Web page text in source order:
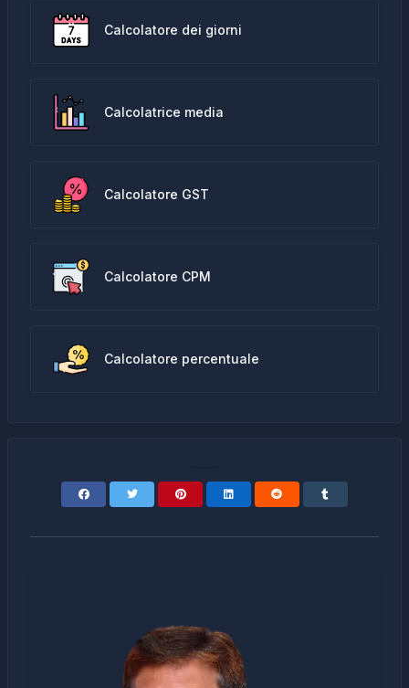
Calcolatore dei giorni
Calcolatrice media
Calcolatore GST
Calcolatore CPM
Calcolatore percentuale